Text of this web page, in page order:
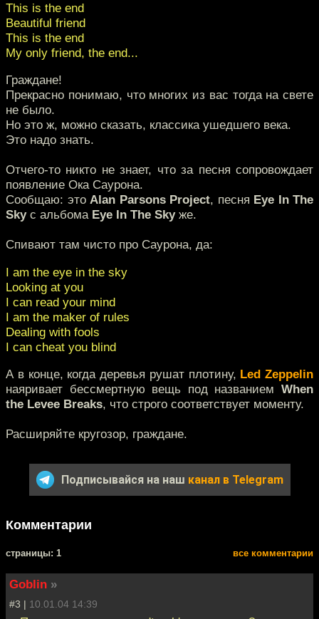
This is the end
Beautiful friend
This is the end
My only friend, the end...
Граждане!
Прекрасно понимаю, что многих из вас тогда на свете
не было.
Но это ж, можно сказать, классика ушедшего века.
Это надо знать.
Отчего-то никто не знает, что за песня сопровождает
появление Ока Саурона.
Сообщаю: это Alan Parsons Project, песня Eye In The
Skyс альбома Eye In The Skyже.
Спивают там чисто про Саурона, да:
I am the eye in the sky
Looking at you
I can read your mind
I am the maker of rules
Dealing with fools
I can cheat you blind
А в конце, когда деревья рушат плотину, Led Zeppelin
наяривает бессмертную вещь под названием When
the Levee Breaks, что строго соответствует моменту.
Расширяйте кругозор, граждане.
Подписывайся на наш канал в Telegram
Комментарии
cтраницы: 1 все комментарии
Goblin »
#3 | 10.01.04 14:39